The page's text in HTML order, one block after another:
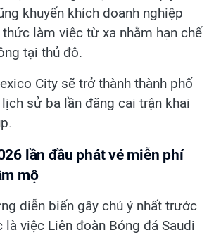
khuyến khích doanh nghiệp
làm việc từ xa nhằm hạn chế
tại thủ đô.
City sẽ trở thành thành phố
sử ba lần đăng cai trận khai
lần đầu phát vé miễn phí
mộ
diễn biến gây chú ý nhất trước
là việc Liên đoàn Bóng đá Saudi